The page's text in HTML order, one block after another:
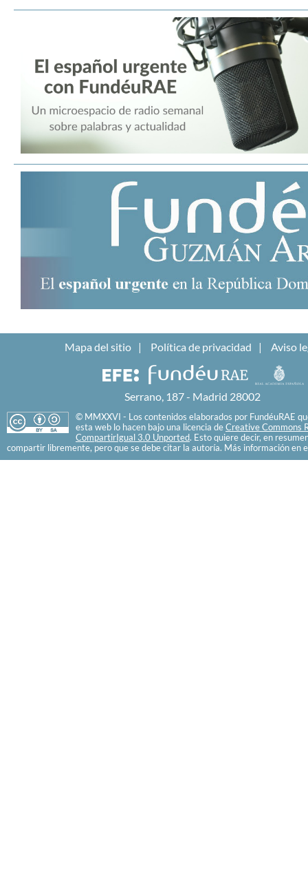
Mapa del sitio Política de privacidad Aviso
Serrano, 187 - Madrid 28002
© MMXXVI - Los contenidos elaborados por FundéuRAE
esta web lo hacen bajo una licencia de Creative Commons
CompartirIgual 3.0 Unported. Esto quiere decir, en
compartir libremente, pero que se debe citar la autoría. Más información en